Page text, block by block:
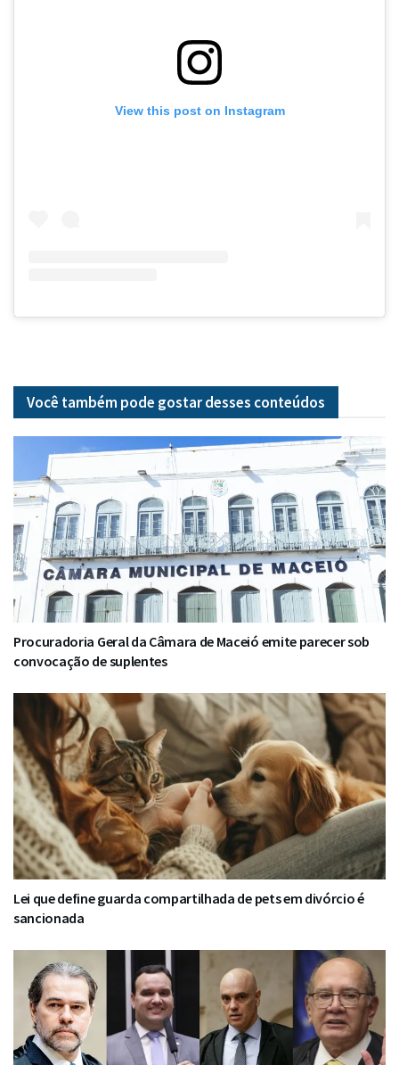
View this post on Instagram
Você também pode gostar desses conteúdos
Procuradoria Geral da Câmara de Maceió emite parecer sob
convocação de suplentes
Lei que define guarda compartilhada de pets em divórcio é
sancionada